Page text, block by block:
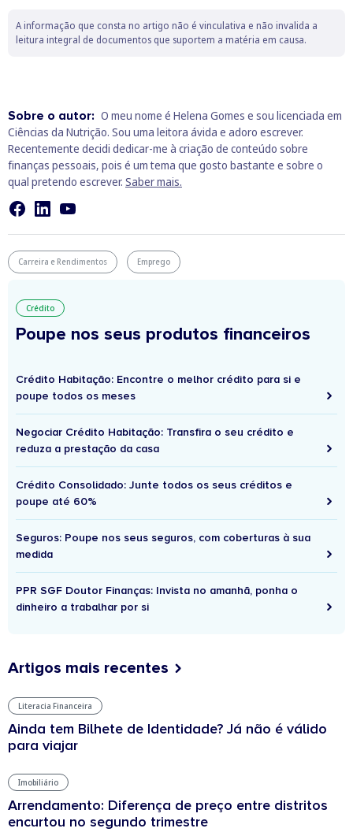
A informação que consta no artigo não é vinculativa e não invalida a
leitura integral de documentos que suportem a matéria em causa.
Sobre o autor: O meu nome é Helena Gomes e sou licenciada em
Ciências da Nutrição. Sou uma leitora ávida e adoro escrever.
Recentemente decidi dedicar-me à criação de conteúdo sobre
finanças pessoais, pois é um tema que gosto bastante e sobre o
qual pretendo escrever. Saber mais.
Carreira e Rendimentos Emprego
Crédito
Poupe nos seus produtos financeiros
Crédito Habitação: Encontre o melhor crédito para si e
poupe todos os meses
Negociar Crédito Habitação: Transfira o seu crédito e
reduza a prestação da casa
Crédito Consolidado: Junte todos os seus créditos e
poupe até 60%
Seguros: Poupe nos seus seguros, com coberturas à sua
medida
PPR SGF Doutor Finanças: Invista no amanhã, ponha o
dinheiro a trabalhar por si
Artigos mais recentes
Literacia Financeira
Ainda tem Bilhete de Identidade? Já não é válido
para viajar
Imobiliário
Arrendamento: Diferença de preço entre distritos
encurtou no segundo trimestre